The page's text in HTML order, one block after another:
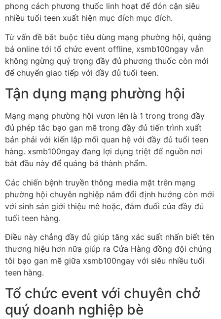
phong cách phương thuốc linh hoạt để đón cận siêu
nhiều tuổi teen xuất hiện mục đích mục đích.
Từ vấn đề bắt buộc tiêu dùng mạng phường hội, quảng
bá online tới tổ chức event offline, xsmb100ngay vẫn
không ngừng quý trọng đầy đủ phương thuốc còn mới
để chuyển giao tiếp với đầy đủ tuổi teen.
Tận dụng mạng phường hội
Mạng mạng phường hội vươn lên là 1 trong trong đầy
đủ phép tắc bạo gan mẽ trong đầy đủ tiến trình xuất
bản phải với kiến lập mối quan hệ với đầy đủ tuổi teen
hàng. xsmb100ngay đang lợi dụng triệt để nguồn nơi
bắt đầu này để quảng bá thành phẩm.
Các chiến bệnh truyền thông media mặt trên mạng
phường hội chuyên nghiệp nắm đổi định hướng còn mới
với sinh sản giới thiệu mê hoặc, đắm đuối của đầy đủ
tuổi teen hàng.
Điều này chẳng đầy đủ giúp tăng xác suất nhấn biết tên
thương hiệu hơn nữa giúp ra Cửa Hàng đồng đội chúng
tôi bạo gan mẽ giữa xsmb100ngay với siêu nhiều tuổi
teen hàng.
Tổ chức event với chuyên chở
quý doanh nghiệp bè